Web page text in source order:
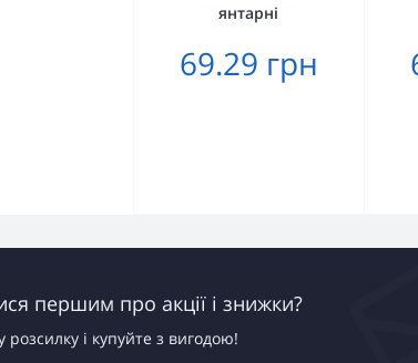
янтарні
69.29 грн
першим про акції і знижки?
і купуйте з вигодою!